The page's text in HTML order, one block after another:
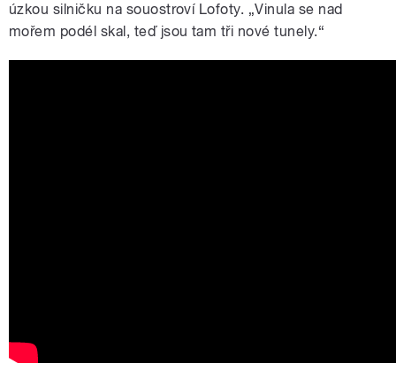
úzkou silničku na souostroví Lofoty. „Vinula se nad
mořem podél skal, teď jsou tam tři nové tunely.“